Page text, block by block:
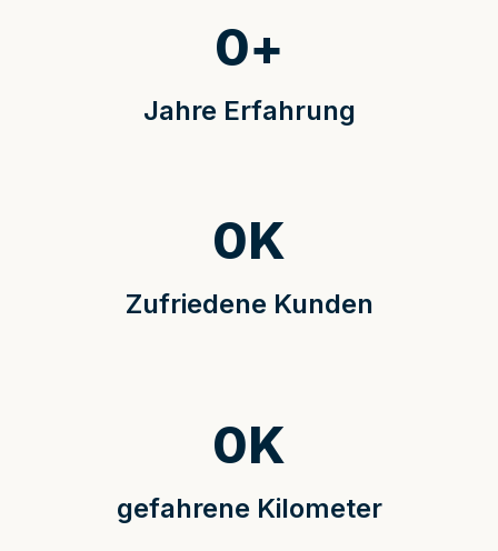
Jahre Erfahrung
0+
Zufriedene Kunden
0K
gefahrene Kilometer
0K